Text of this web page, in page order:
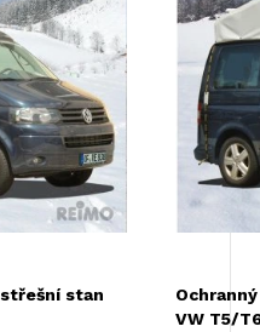
stan
VW T5/